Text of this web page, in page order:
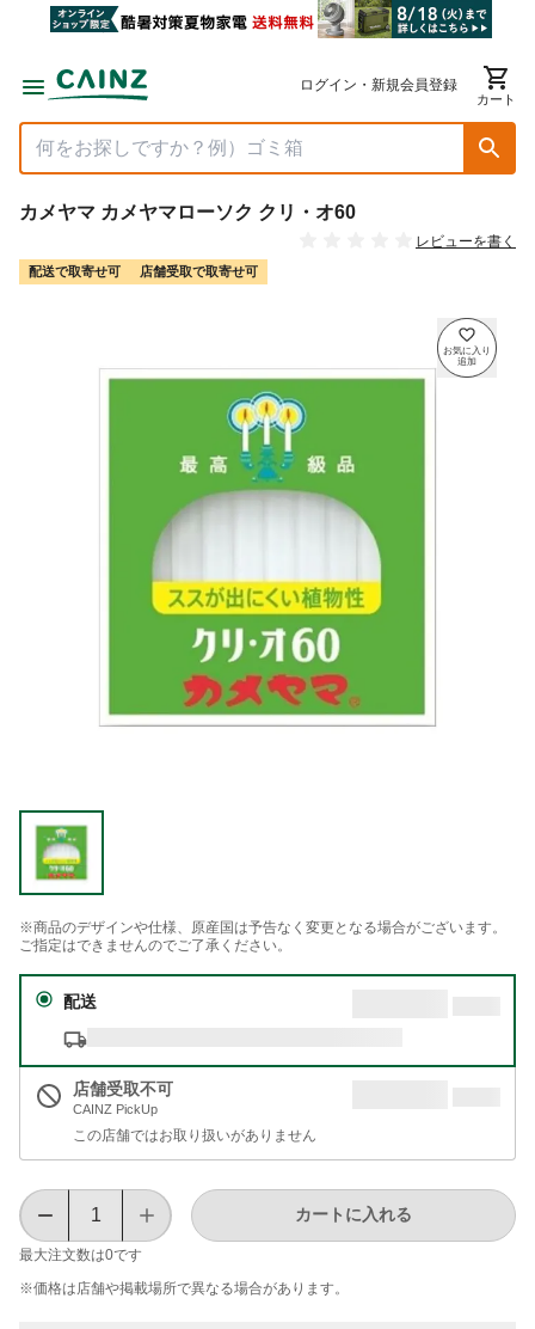
ログイン・新規会員登録
カート
カメヤマ カメヤマローソク クリ・オ60
レビューを書く
配送で取寄せ可 店舗受取で取寄せ可
※商品のデザインや仕様、原産国は予告なく変更となる場合がございます。
ご指定はできませんのでご了承ください。
配送
店舗受取不可
CAINZ PickUp
この店舗ではお取り扱いがありません
最大注文数は0です
カートに入れる
※価格は​店舗や​掲載場所で​異なる​場合が​あります。